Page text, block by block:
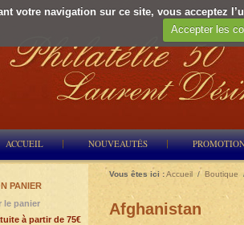
votre navigation sur ce site, vous acceptez
Accepter les
ACCUEIL NOUVEAUTÉS
Vous êtes ici :Accueil / Boutique
Afghanistan
PANIER
le panier
à partir de 75€